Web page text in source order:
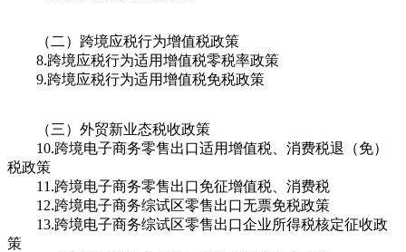
（二）跨境应税行为增值税政策
8.跨境应税行为适用增值税零税率政策
9.跨境应税行为适用增值税免税政策
（三）外贸新业态税收政策
10.跨境电子商务零售出口适用增值税、消费税退（免）
税政策
11.跨境电子商务零售出口免征增值税、消费税
12.跨境电子商务综试区零售出口无票免税政策
13.跨境电子商务综试区零售出口企业所得税核定征收政
策